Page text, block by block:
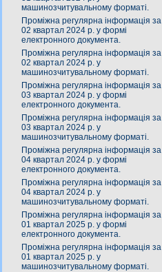
машинозчитувальному форматі.
Проміжна регулярна інформація за
02 квартал 2024 р. у формі
електронного документа.
Проміжна регулярна інформація за
02 квартал 2024 р. у
машинозчитувальному форматі.
Проміжна регулярна інформація за
03 квартал 2024 р. у формі
електронного документа.
Проміжна регулярна інформація за
03 квартал 2024 р. у
машинозчитувальному форматі.
Проміжна регулярна інформація за
04 квартал 2024 р. у формі
електронного документа.
Проміжна регулярна інформація за
04 квартал 2024 р. у
машинозчитувальному форматі.
Проміжна регулярна інформація за
01 квартал 2025 р. у формі
електронного документа.
Проміжна регулярна інформація за
01 квартал 2025 р. у
машинозчитувальному форматі.